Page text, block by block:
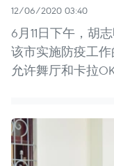
12/06/2020 03:40
6月11日下午，胡
该市实施防疫工作
允许舞厅和卡拉